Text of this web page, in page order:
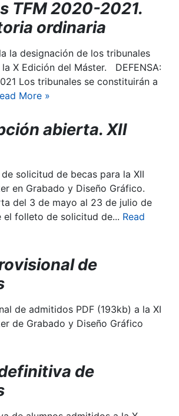
TFM 2020-2021.
ordinaria
la designación de los tribunales
X Edición del Máster. DEFENSA:
Los tribunales se constituirán a
More »
abierta. XII
solicitud de becas para la XII
en Grabado y Diseño Gráfico.
del 3 de mayo al 23 de julio de
el folleto de solicitud de... Read
de
de admitidos PDF (193kb) a la XI
de Grabado y Diseño Gráfico
de